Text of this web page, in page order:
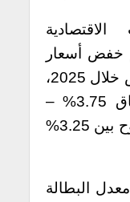
خفض أسعار
الفائدة بمقدار 50 نقطة أساس خلال 2025،
ليصل معدل الفائدة إلى نطاق 3.75% –
4%، بينما من المتوقع أن يتراوح بين 3.25%
البطالة